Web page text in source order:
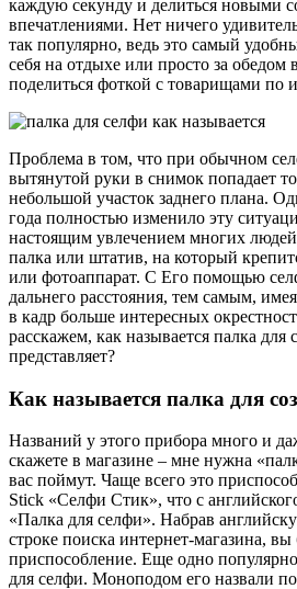
каждую секунду и делиться новыми
впечатлениями. Нет ничего
так популярно, ведь это самый
себя на отдыхе или просто за обедом
поделиться фоткой с товарищами по
Проблема в том, что при обычном
вытянутой руки в снимок попадает
небольшой участок заднего плана.
года полностью изменило эту
настоящим увлечением многих
палка или штатив, на который
или фотоаппарат. С Его помощью
дальнего расстояния, тем самым,
в кадр больше интересных
расскажем, как называется палка для
представляет?
Как называется палка для
Названий у этого прибора много и
скажете в магазине – мне нужна
вас поймут. Чаще всего это
Stick «Селфи Стик», что с
«Палка для селфи». Набрав
строке поиска интернет-магазина, вы
приспособление. Еще одно
для селфи. Моноподом его назвали